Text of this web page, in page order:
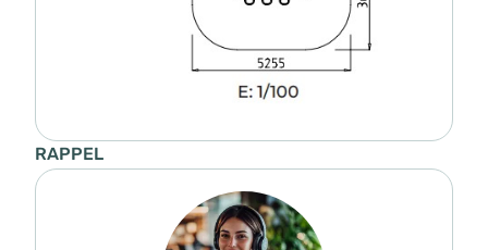
RAPPEL